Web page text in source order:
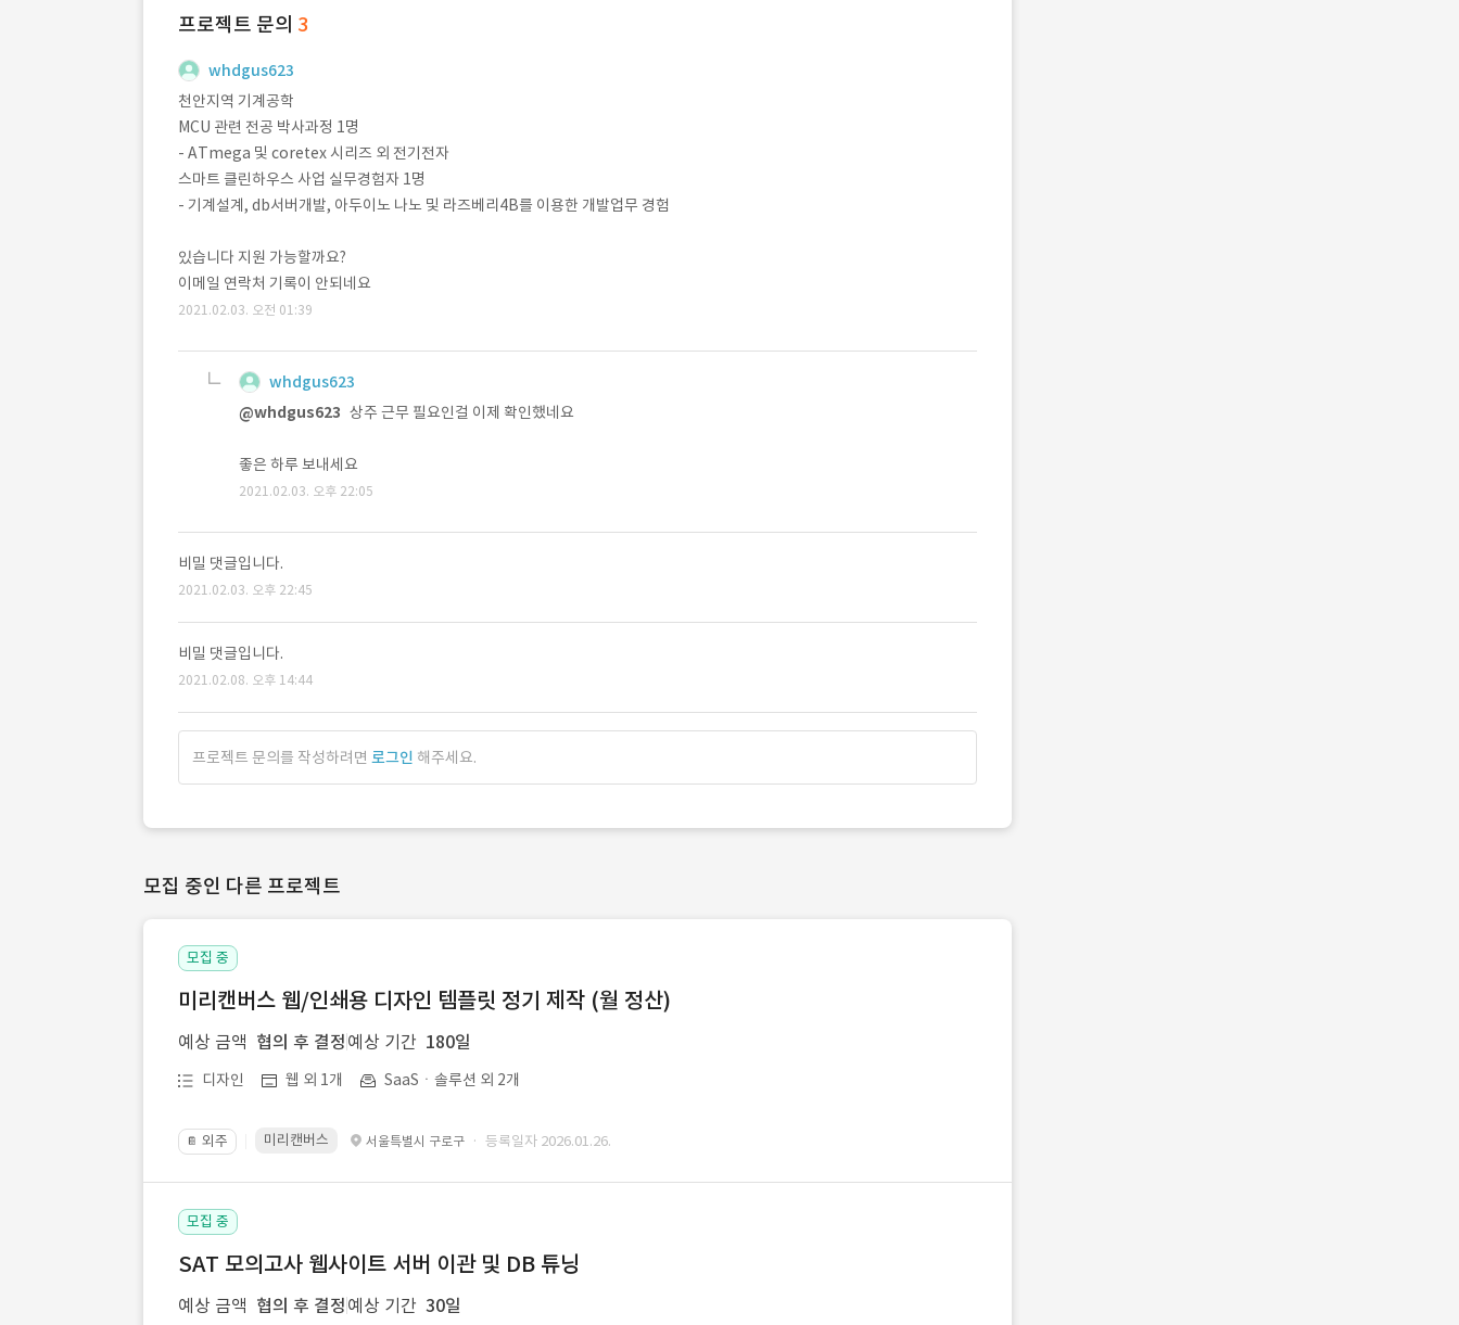
프로젝트 문의 3
whdgus623
천안지역 기계공학
MCU 관련 전공 박사과정 1명
- ATmega 및 coretex 시리즈 외 전기전자
스마트 클린하우스 사업 실무경험자 1명
- 기계설계, db서버개발, 아두이노 나노 및 라즈베리4B를 이용한 개발업무 경험
있습니다 지원 가능할까요?
이메일 연락처 기록이 안되네요
2021.02.03. 오전 01:39
whdgus623
@whdgus623 상주 근무 필요인걸 이제 확인했네요
좋은 하루 보내세요
2021.02.03. 오후 22:05
비밀 댓글입니다.
2021.02.03. 오후 22:45
비밀 댓글입니다.
2021.02.08. 오후 14:44
프로젝트 문의를 작성하려면 로그인 해주세요.
모집 중인 다른 프로젝트
모집 중
미리캔버스 웹/인쇄용 디자인 템플릿 정기 제작 (월 정산)
예상 금액 협의 후 결정 예상 기간 180일
디자인 웹 외 1개 SaaSㆍ솔루션 외 2개
📔 외주 미리캔버스 서울특별시 구로구 · 등록일자 2026.01.26.
모집 중
SAT 모의고사 웹사이트 서버 이관 및 DB 튜닝
예상 금액 협의 후 결정 예상 기간 30일